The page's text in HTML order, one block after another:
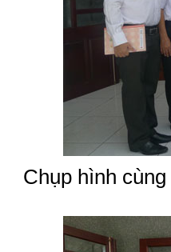
Chụp hình